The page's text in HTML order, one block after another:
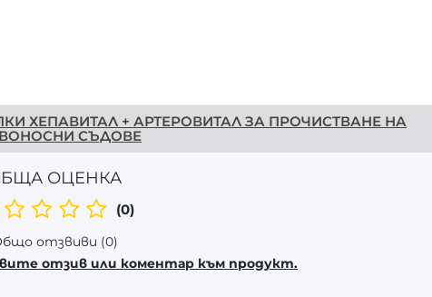
ХЕПАВИТАЛ + АРТЕРОВИТАЛ ЗА ПРОЧИСТВАНЕ НА
СЪДОВЕ
ОЦЕНКА
(0)
отзвиви (0)
отзив или коментар към продукт.